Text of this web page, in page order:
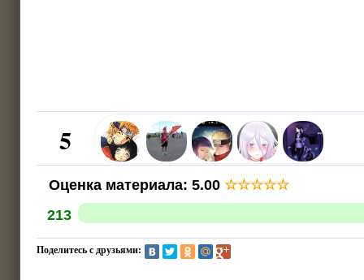
5
Оценка материала: 5.00 ☆☆☆☆☆
213
Поделитесь с друзьями: